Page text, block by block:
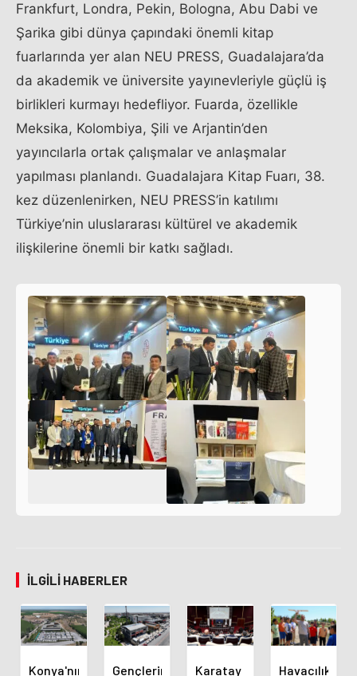
Frankfurt, Londra, Pekin, Bologna, Abu Dabi ve
Şarika gibi dünya çapındaki önemli kitap
fuarlarında yer alan NEU PRESS, Guadalajara’da
da akademik ve üniversite yayınevleriyle güçlü iş
birlikleri kurmayı hedefliyor. Fuarda, özellikle
Meksika, Kolombiya, Şili ve Arjantin’den
yayıncılarla ortak çalışmalar ve anlaşmalar
yapılması planlandı. Guadalajara Kitap Fuarı, 38.
kez düzenlenirken, NEU PRESS’in katılımı
Türkiye’nin uluslararası kültürel ve akademik
ilişkilerine önemli bir katkı sağladı.
İLGILI HABERLER
Konya'nın Gençlerin Karatay Havacılık